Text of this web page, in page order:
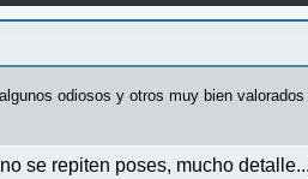
odiosos y otros muy bien
se repiten poses, mucho